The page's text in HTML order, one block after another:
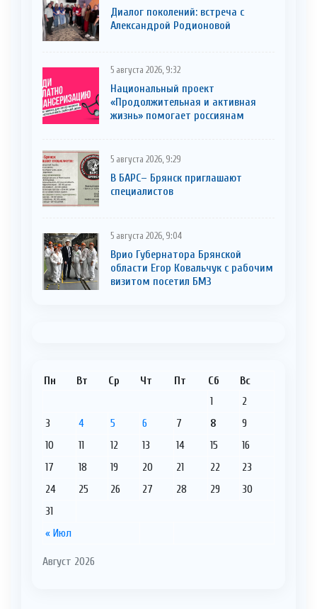
Диалог поколений: встреча с
Александрой Родионовой
5 августа 2026, 9:32
Национальный проект
«Продолжительная и активная
жизнь» помогает россиянам
5 августа 2026, 9:29
В БАРС– Брянcк приглaшают
cпециaлистoв
5 августа 2026, 9:04
Врио Губернатора Брянской
области Егор Ковальчук с рабочим
визитом посетил БМЗ
Август 2026
Пн Вт Ср Чт Пт Сб Вс
« Июл
1
2
3
4 5 6 7 8
9
10
11 12 13 14 15
16
17
18 19 20 21 22
23
24
25 26 27 28 29
30
31